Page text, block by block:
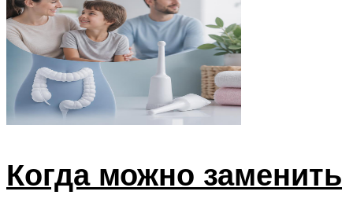
Когда можно заменить